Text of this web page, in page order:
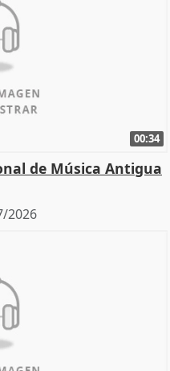
00:34
de Música Antigua
2026